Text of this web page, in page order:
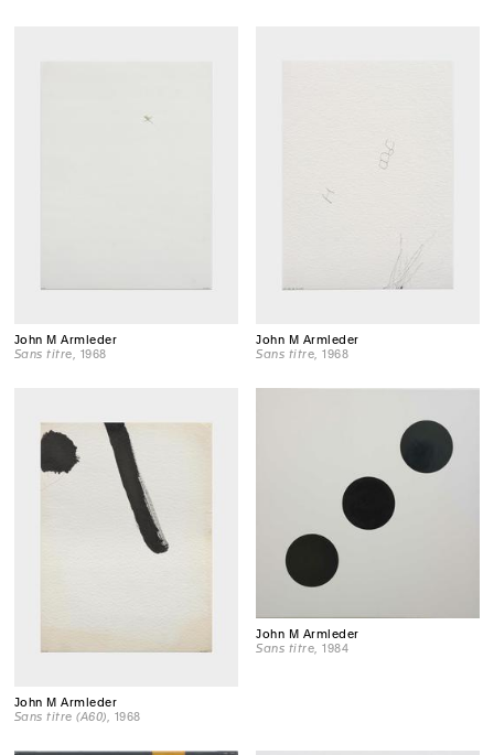
John M Armleder
Sans titre , 1968
John M Armleder
Sans titre , 1968
John M Armleder
Sans titre (A60) , 1968
John M Armleder
Sans titre , 1984